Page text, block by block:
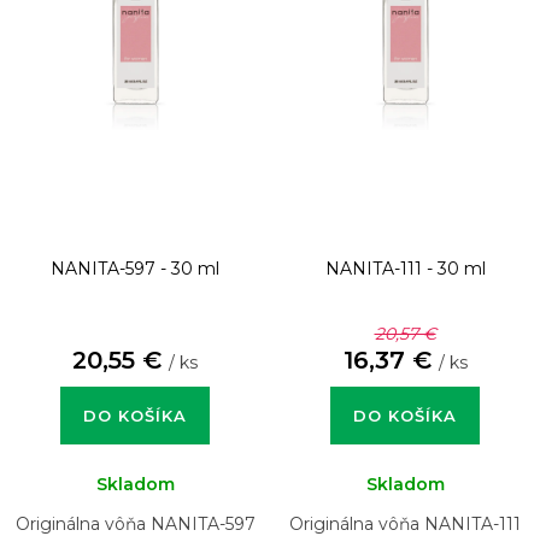
NANITA-597 - 30 ml
20,55 € / ks
DO KOŠÍKA
Skladom
Originálna vôňa NANITA-597
NANITA-111 - 30 ml
20,57 €
16,37 € / ks
DO KOŠÍKA
Skladom
Originálna vôňa NANITA-111